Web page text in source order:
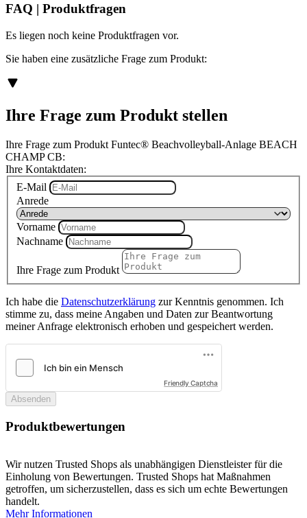
FAQ | Produktfragen
Es liegen noch keine Produktfragen vor.
Sie haben eine zusätzliche Frage zum Produkt:
Ihre Frage zum Produkt stellen
Ihre Frage zum Produkt Funtec® Beachvolleyball-Anlage BEACH
CHAMP CB:
Ihre Kontaktdaten:
E-Mail
Anrede
Vorname
Nachname
Ihre Frage zum Produkt
Ich habe die Datenschutzerklärung zur Kenntnis genommen. Ich
stimme zu, dass meine Angaben und Daten zur Beantwortung
meiner Anfrage elektronisch erhoben und gespeichert werden.
Friendly Captcha
Absenden
Produktbewertungen
Wir nutzen Trusted Shops als unabhängigen Dienstleister für die
Einholung von Bewertungen. Trusted Shops hat Maßnahmen
getroffen, um sicherzustellen, dass es sich um echte Bewertungen
handelt.
Mehr Informationen